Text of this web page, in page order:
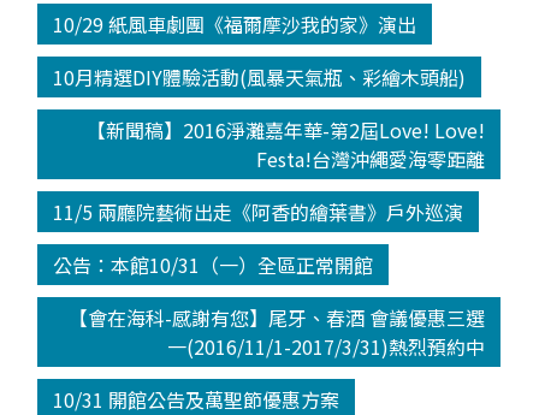
10/29 紙風車劇團《福爾摩沙我的家》演出
10月精選DIY體驗活動(風暴天氣瓶、彩繪木頭船)
【新聞稿】2016淨灘嘉年華-第2屆Love! Love!
Festa!台灣沖繩愛海零距離
11/5 兩廳院藝術出走《阿香的繪葉書》戶外巡演
公告：本館10/31（一）全區正常開館
【會在海科-感謝有您】尾牙、春酒 會議優惠三選
一(2016/11/1-2017/3/31)熱烈預約中
10/31 開館公告及萬聖節優惠方案